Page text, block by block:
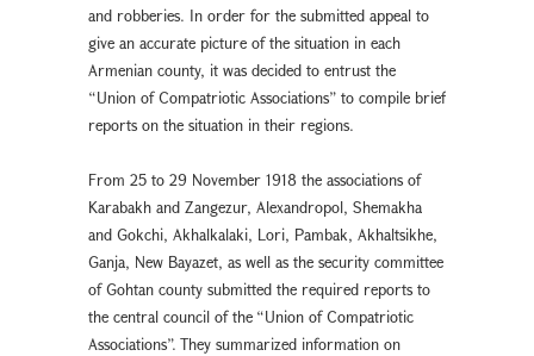
and robberies. In order for the submitted appeal to
give an accurate picture of the situation in each
Armenian county, it was decided to entrust the
“Union of Compatriotic Associations” to compile brief
reports on the situation in their regions.
From 25 to 29 November 1918 the associations of
Karabakh and Zangezur, Alexandropol, Shemakha
and Gokchi, Akhalkalaki, Lori, Pambak, Akhaltsikhe,
Ganja, New Bayazet, as well as the security committee
of Gohtan county submitted the required reports to
the central council of the “Union of Compatriotic
Associations”. They summarized information on